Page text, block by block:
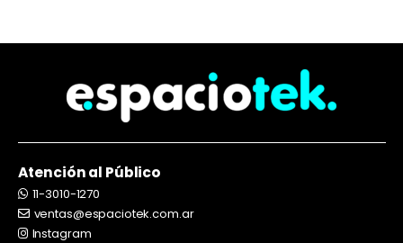
Atención al Público
11-3010-1270
ventas@espaciotek.com.ar
Instagram